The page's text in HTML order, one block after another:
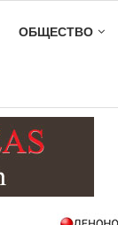
ОБЩЕСТВО